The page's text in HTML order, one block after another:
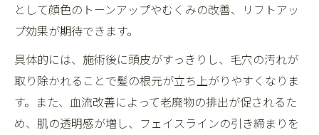
として顔色のトーンアップやむくみの改善、リフトアッ
プ効果が期待できます。
具体的には、施術後に頭皮がすっきりし、毛穴の汚れが
取り除かれることで髪の根元が立ち上がりやすくなりま
す。また、血流改善によって老廃物の排出が促されるた
め、肌の透明感が増し、フェイスラインの引き締まりを